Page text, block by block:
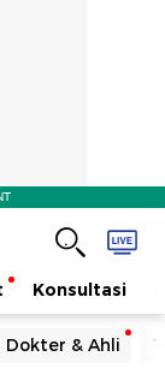
Konsultasi
Dokter & Ahli